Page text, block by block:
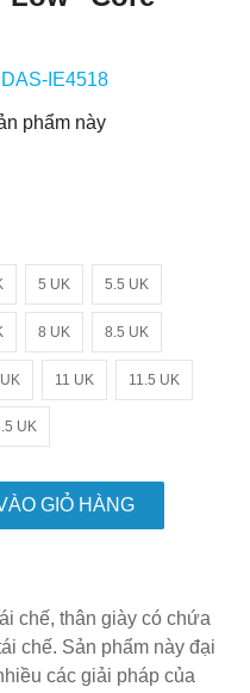
IE4518
phẩm này
5 UK 5.5 UK
8 UK 8.5 UK
11 UK 11.5 UK
UK
GIỎ HÀNG
chế, thân giày có chứa
chế. Sản phẩm này đại
các giải pháp của